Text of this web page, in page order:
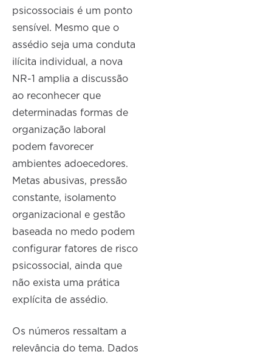
psicossociais é um ponto
sensível. Mesmo que o
assédio seja uma conduta
ilícita individual, a nova
NR-1 amplia a discussão
ao reconhecer que
determinadas formas de
organização laboral
podem favorecer
ambientes adoecedores.
Metas abusivas, pressão
constante, isolamento
organizacional e gestão
baseada no medo podem
configurar fatores de risco
psicossocial, ainda que
não exista uma prática
explícita de assédio.
Os números ressaltam a
relevância do tema. Dados